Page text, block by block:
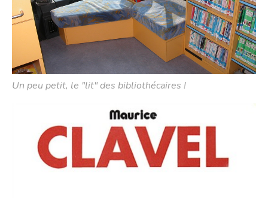
Un peu petit, le "lit" des bibliothécaires !